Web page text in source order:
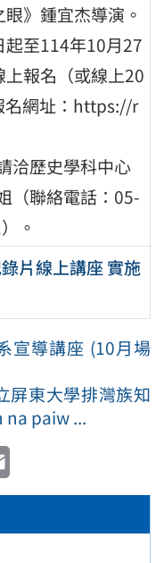
》鍾宜杰導演。
起至114年10月27
上報名（或線上20
名網址：https://r
洽歷史學科中心
（聯絡電話：05-
。
片線上講座 實施
宣導講座 (10月場
屏東大學排灣族知
na paiw ...